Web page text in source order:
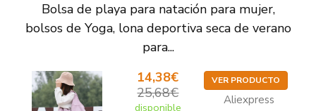
Bolsa de playa para natación para mujer,
bolsos de Yoga, lona deportiva seca de verano
para...
14,38€
25,68€
disponible
VER PRODUCTO
Aliexpress